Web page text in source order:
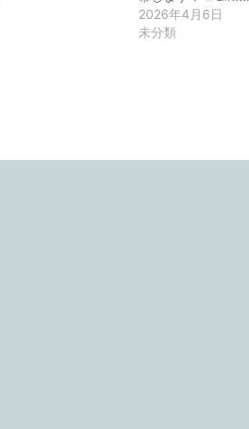
2026年4月6日
未分類